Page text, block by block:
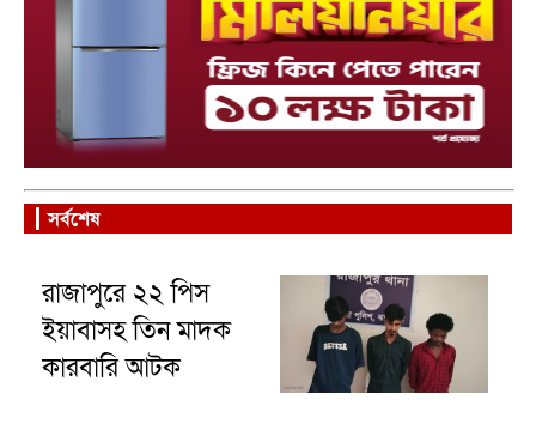
সর্বশেষ
রাজাপুরে ২২ পিস
ইয়াবাসহ তিন মাদক
কারবারি আটক